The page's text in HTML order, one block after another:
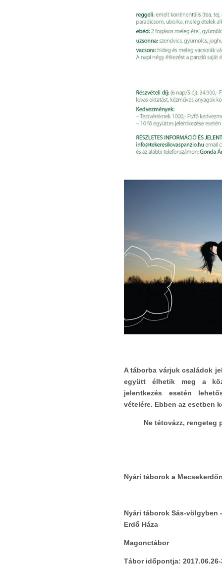
A táborba várjuk családok
együtt élhetik meg a
jelentkezés esetén
vételére. Ebben az esetben
Ne tétovázz, rengeteg
Nyári táborok a
Nyári táborok Sás-völgyben
Erdő Háza
Magonctábor
Tábor időpontja: 2017.06.26-